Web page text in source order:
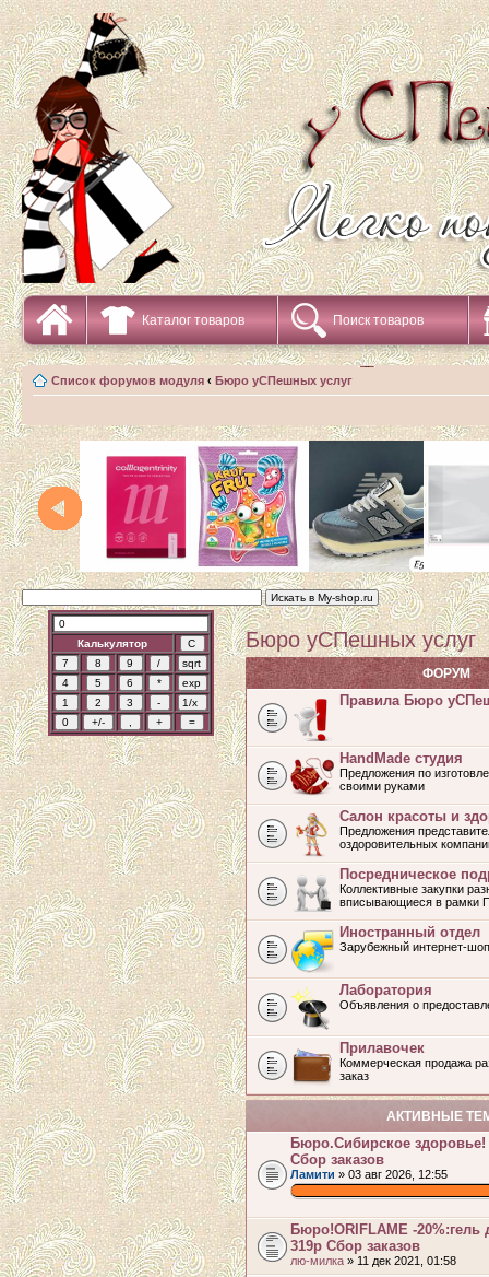
Каталог товаров Поиск товаров
Список форумов модуля ‹ Бюро уСПешных услуг
Калькулятор Бюро уСПешных услуг
ФОРУМ
Правила Бюро
HandMade студия
Предложения по
своими руками
Салон красоты и
Предложения
оздоровительных
Посредническое
Коллективные закупки
вписывающиеся в рамки
Иностранный отдел
Зарубежный интернет-
Лаборатория
Объявления о
Прилавочек
Коммерческая продажа
заказ
АКТИВНЫЕ
Бюро.Сибирское
Сбор заказов
Ламити » 03 авг 2026, 12:55
.
Бюро!ORIFLAME -
319р Сбор заказов
лю-милка » 11 дек 2021, 01:58